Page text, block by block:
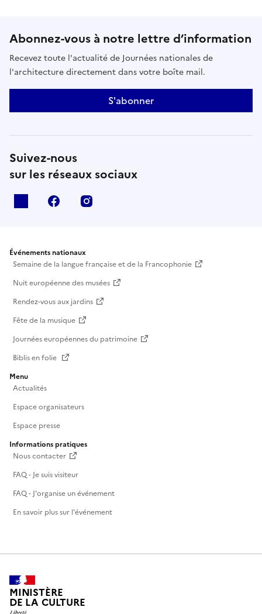
Abonnez-vous à notre lettre d’information
Recevez toute l'actualité de Journées nationales de
l'architecture directement dans votre boîte mail.
S'abonner
Suivez-nous
sur les réseaux sociaux
facebook
Événements nationaux
Semaine de la langue française et de la Francophonie
Nuit européenne des musées
Rendez-vous aux jardins
Fête de la musique
Journées européennes du patrimoine
Biblis en folie
Menu
Actualités
Espace organisateurs
Espace presse
Informations pratiques
Nous contacter
FAQ - Je suis visiteur
FAQ - J'organise un événement
En savoir plus sur l'événement
MINISTÈRE
DE LA CULTURE